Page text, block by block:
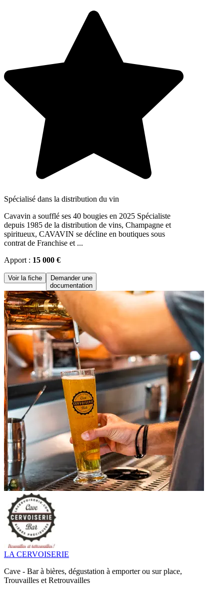
Spécialisé dans la distribution du vin
Cavavin a soufflé ses 40 bougies en 2025 Spécialiste
depuis 1985 de la distribution de vins, Champagne et
spiritueux, CAVAVIN se décline en boutiques sous
contrat de Franchise et ...
Apport : 15 000 €
Voir la fiche
Demander une
documentation
LA CERVOISERIE
Cave - Bar à bières, dégustation à emporter ou sur place,
Trouvailles et Retrouvailles